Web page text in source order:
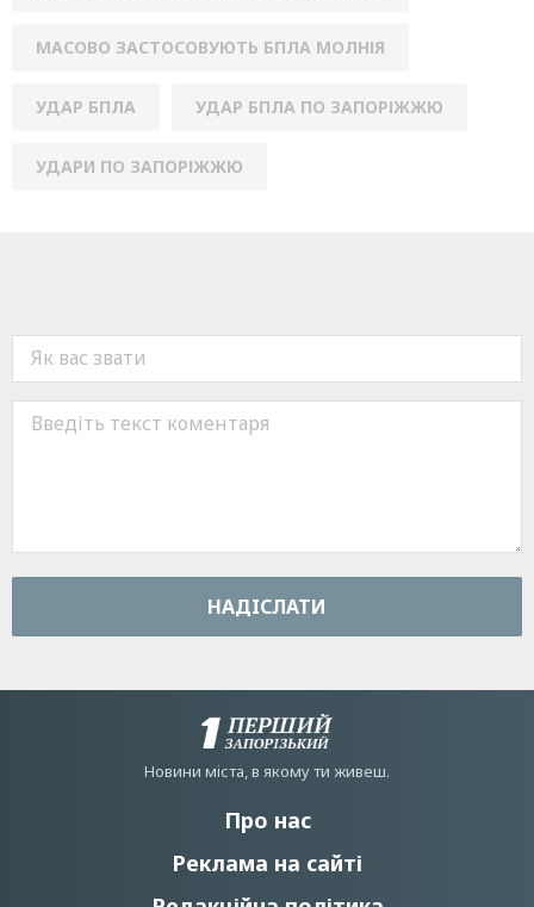
МАСОВО ЗАСТОСОВУЮТЬ БПЛА МОЛНІЯ
УДАР БПЛА УДАР БПЛА ПО ЗАПОРІЖЖЮ
УДАРИ ПО ЗАПОРІЖЖЮ
НАДIСЛАТИ
Новини мiста, в якому ти живеш.
Про нас
Реклама на сайті